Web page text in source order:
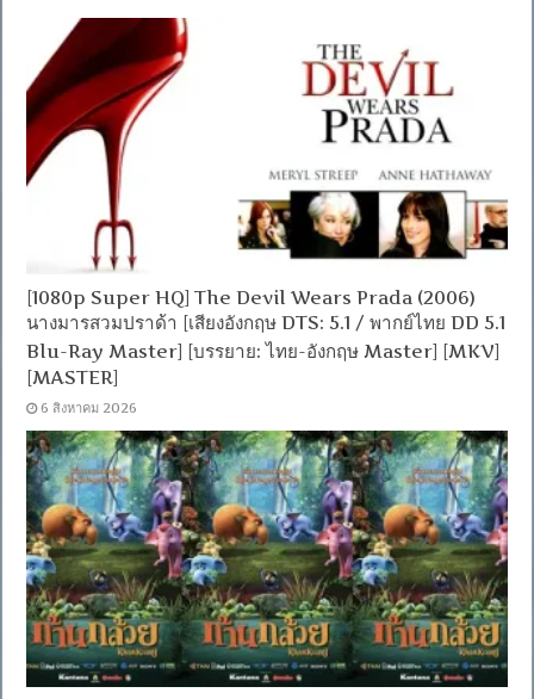
[1080p Super HQ] The Devil Wears Prada (2006)
นางมารสวมปราด้า [เสียงอังกฤษ DTS: 5.1 / พากย์ไทย DD 5.1
Blu-Ray Master] [บรรยาย: ไทย-อังกฤษ Master] [MKV]
[MASTER]
6 สิงหาคม 2026